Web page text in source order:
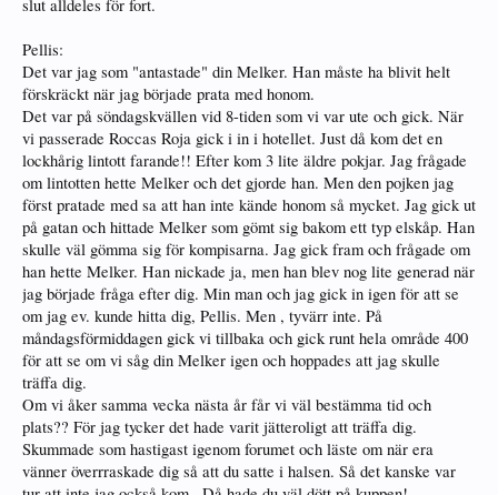
slut alldeles för fort.
Pellis:
Det var jag som "antastade" din Melker. Han måste ha blivit helt
förskräckt när jag började prata med honom.
Det var på söndagskvällen vid 8-tiden som vi var ute och gick. När
vi passerade Roccas Roja gick i in i hotellet. Just då kom det en
lockhårig lintott farande!! Efter kom 3 lite äldre pokjar. Jag frågade
om lintotten hette Melker och det gjorde han. Men den pojken jag
först pratade med sa att han inte kände honom så mycket. Jag gick ut
på gatan och hittade Melker som gömt sig bakom ett typ elskåp. Han
skulle väl gömma sig för kompisarna. Jag gick fram och frågade om
han hette Melker. Han nickade ja, men han blev nog lite generad när
jag började fråga efter dig. Min man och jag gick in igen för att se
om jag ev. kunde hitta dig, Pellis. Men , tyvärr inte. På
måndagsförmiddagen gick vi tillbaka och gick runt hela område 400
för att se om vi såg din Melker igen och hoppades att jag skulle
träffa dig.
Om vi åker samma vecka nästa år får vi väl bestämma tid och
plats?? För jag tycker det hade varit jätteroligt att träffa dig.
Skummade som hastigast igenom forumet och läste om när era
vänner överrraskade dig så att du satte i halsen. Så det kanske var